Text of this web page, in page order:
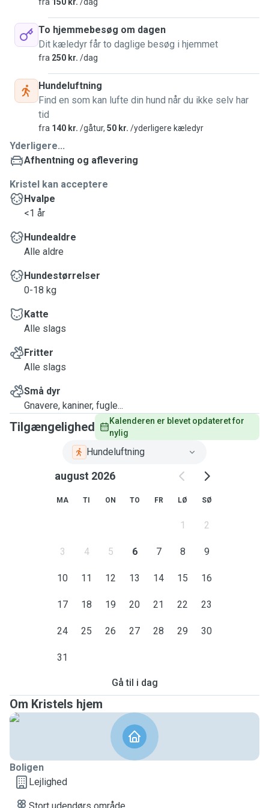
To hjemmebesøg om dagen
Dit kæledyr får to daglige besøg i hjemmet
fra 250 kr. /dag
Hundeluftning
Find en som kan lufte din hund når du ikke selv har
tid
fra 140 kr. /gåtur, 50 kr. /yderligere kæledyr
Yderligere...
Afhentning og aflevering
Kristel kan acceptere
Hvalpe
<1 år
Hundealdre
Alle aldre
Hundestørrelser
0-18 kg
Katte
Alle slags
Fritter
Alle slags
Små dyr
Gnavere, kaniner, fugle...
Tilgængelighed
Kalenderen er blevet opdateret for
nylig
Hundeluftning
august 2026
MA TI ON TO FR LØ SØ
1 2
3 4 5 6 7 8 9
10 11 12 13 14 15 16
17 18 19 20 21 22 23
24 25 26 27 28 29 30
31
Gå til i dag
Om Kristels hjem
Boligen
Lejlighed